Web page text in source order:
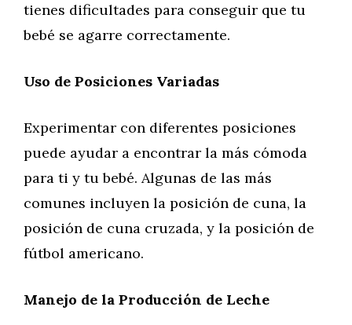
tienes dificultades para conseguir que tu
bebé se agarre correctamente.
Uso de Posiciones Variadas
Experimentar con diferentes posiciones
puede ayudar a encontrar la más cómoda
para ti y tu bebé. Algunas de las más
comunes incluyen la posición de cuna, la
posición de cuna cruzada, y la posición de
fútbol americano.
Manejo de la Producción de Leche